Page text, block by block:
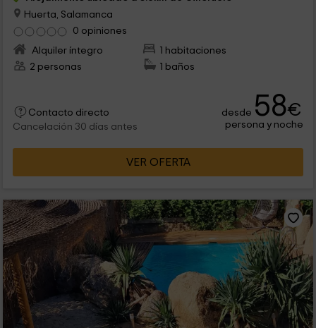
Huerta, Salamanca
0 opiniones
Alquiler íntegro
1 habitaciones
2 personas
1 baños
Contacto directo
Cancelación 30 días antes
desde 58€
persona y noche
VER OFERTA